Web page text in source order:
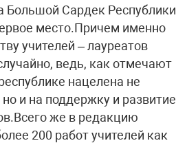
Большой Сардек Республики
место.Причем именно
учителей – лауреатов
ведь, как отмечают
нацелена не
и на поддержку и развитие
же в редакцию
200 работ учителей как